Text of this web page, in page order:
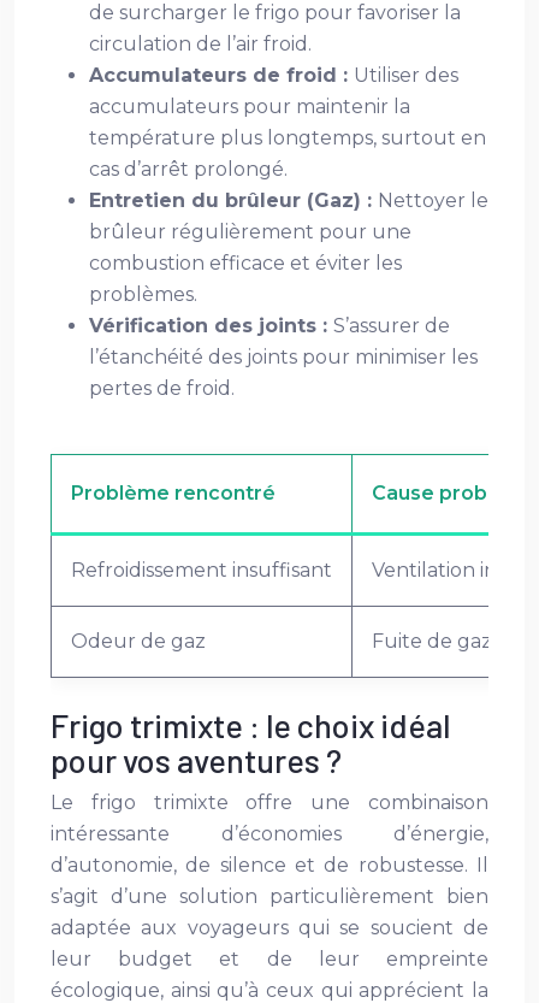
de surcharger le frigo pour favoriser la
circulation de l’air froid.
Accumulateurs de froid : Utiliser des
accumulateurs pour maintenir la
température plus longtemps, surtout en
cas d’arrêt prolongé.
Entretien du brûleur (Gaz) : Nettoyer le
brûleur régulièrement pour une
combustion efficace et éviter les
problèmes.
Vérification des joints : S’assurer de
l’étanchéité des joints pour minimiser les
pertes de froid.
Problème rencontré Cause probable
Refroidissement insuffisant Ventilation
Odeur de gaz Fuite de gaz
Frigo trimixte : le choix idéal
pour vos aventures ?
Le frigo trimixte offre une combinaison
intéressante d’économies d’énergie,
d’autonomie, de silence et de robustesse. Il
s’agit d’une solution particulièrement bien
adaptée aux voyageurs qui se soucient de
leur budget et de leur empreinte
écologique, ainsi qu’à ceux qui apprécient la